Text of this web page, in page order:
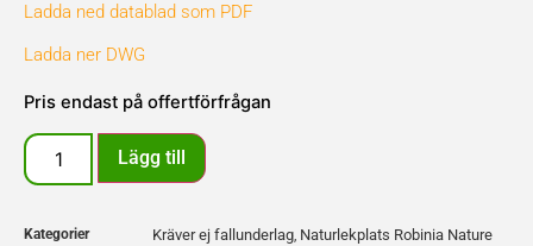
Ladda ned datablad som PDF
Ladda ner DWG
Pris endast på offertförfrågan
Lägg till
Kategorier Kräver ej fallunderlag Naturlekplats Robinia Nature